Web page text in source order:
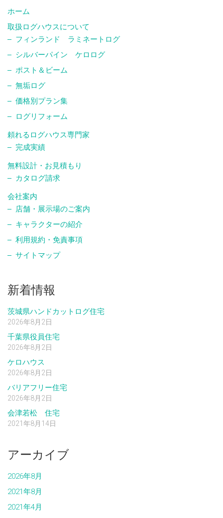
ホーム
取扱ログハウスについて
フィンランド ラミネートログ
シルバーパイン ケロログ
ポスト＆ビーム
無垢ログ
価格別プラン集
ログリフォーム
頼れるログハウス専門家
完成実績
無料設計・お見積もり
カタログ請求
会社案内
店舗・展示場のご案内
キャラクターの紹介
利用規約・免責事項
サイトマップ
新着情報
茨城県ハンドカットログ住宅
2026年8月2日
千葉県役員住宅
2026年8月2日
ケロハウス
2026年8月2日
バリアフリー住宅
2026年8月2日
会津若松 住宅
2021年8月14日
アーカイブ
2026年8月
2021年8月
2021年4月